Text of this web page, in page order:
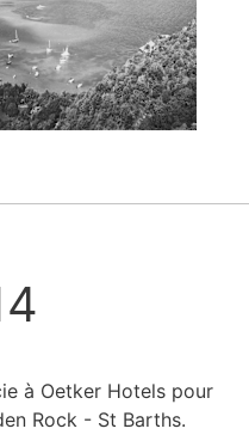
à Oetker Hotels pour
Rock - St Barths.